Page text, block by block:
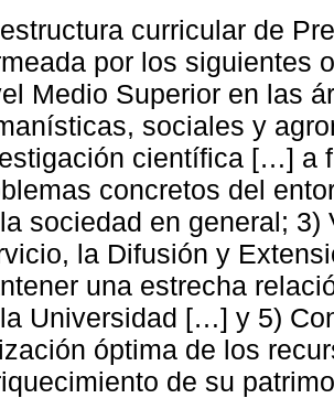
curricular de
por los siguientes
Medio Superior en las
sociales y
científica […] a
concretos del
sociedad en general;
la Difusión y
una estrecha
Universidad […] y 5)
óptima de los
de su